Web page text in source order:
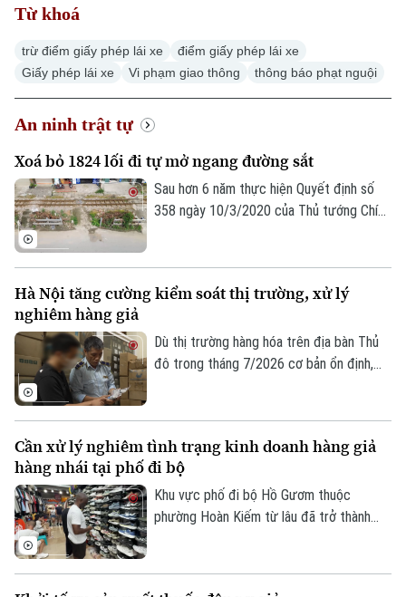
Từ khoá
trừ điểm giấy phép lái xe
điểm giấy phép lái xe
Giấy phép lái xe
Vi phạm giao thông thông báo phạt nguội
An ninh trật tự
Xoá bỏ 1824 lối đi tự mở ngang đường sắt
Sau hơn 6 năm thực hiện Quyết định số
358 ngày 10/3/2020 của Thủ tướng Chính
Hà Nội tăng cường kiểm soát thị trường, xử lý
nghiêm hàng giả
Dù thị trường hàng hóa trên địa bàn Thủ
đô trong tháng 7/2026 cơ bản ổn định,
Quản lý thị trường Hà Nội đang tiếp tục
siết chặt kiểm soát, đặc biệt là trên môi
trường thương mại điện tử.
Cần xử lý nghiêm tình trạng kinh doanh hàng giả
hàng nhái tại phố đi bộ
Khu vực phố đi bộ Hồ Gươm thuộc
phường Hoàn Kiếm từ lâu đã trở thành